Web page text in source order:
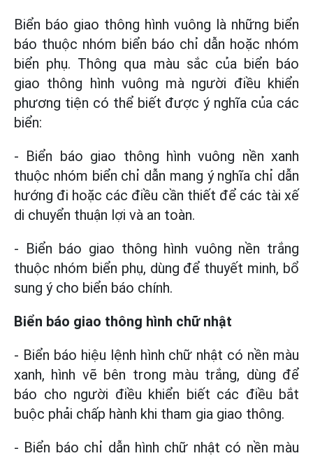
Biển báo giao thông hình vuông là những biển
báo thuộc nhóm biển báo chỉ dẫn hoặc nhóm
biển phụ. Thông qua màu sắc của biển báo
giao thông hình vuông mà người điều khiển
phương tiện có thể biết được ý nghĩa của các
biển:
- Biển báo giao thông hình vuông nền xanh
thuộc nhóm biển chỉ dẫn mang ý nghĩa chỉ dẫn
hướng đi hoặc các điều cần thiết để các tài xế
di chuyển thuận lợi và an toàn.
- Biển báo giao thông hình vuông nền trắng
thuộc nhóm biển phụ, dùng để thuyết minh, bổ
sung ý cho biển báo chính.
Biển báo giao thông hình chữ nhật
- Biển báo hiệu lệnh hình chữ nhật có nền màu
xanh, hình vẽ bên trong màu trắng, dùng để
báo cho người điều khiển biết các điều bắt
buộc phải chấp hành khi tham gia giao thông.
- Biển báo chỉ dẫn hình chữ nhật có nền màu